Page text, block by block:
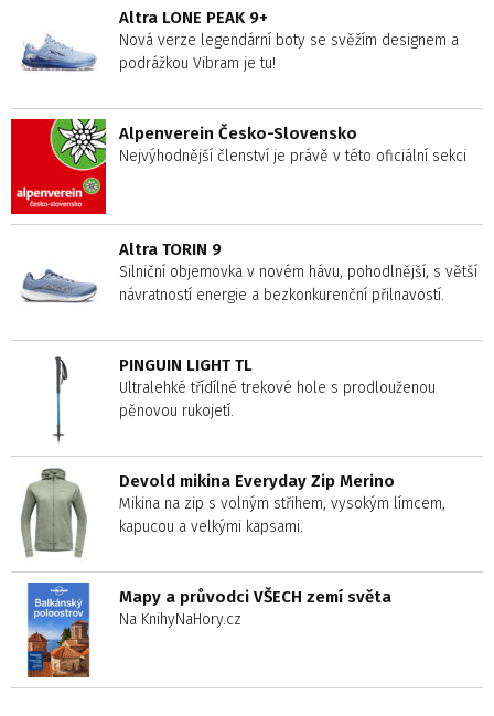
Altra LONE PEAK 9+
Nová verze legendární boty se svěžím designem a
podrážkou Vibram je tu!
Alpenverein Česko-Slovensko
Nejvýhodnější členství je právě v této oficiální sekci
Altra TORIN 9
Silniční objemovka v novém hávu, pohodlnější, s větší
návratností energie a bezkonkurenční přilnavostí.
PINGUIN LIGHT TL
Ultralehké třídílné trekové hole s prodlouženou
pěnovou rukojetí.
Devold mikina Everyday Zip Merino
Mikina na zip s volným střihem, vysokým límcem,
kapucou a velkými kapsami.
Mapy a průvodci VŠECH zemí světa
Na KnihyNaHory.cz